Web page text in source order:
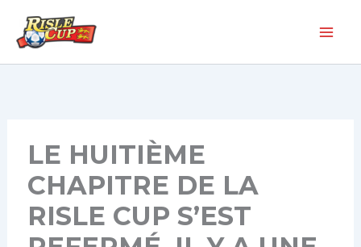
LE HUITIÈME
CHAPITRE DE LA
RISLE CUP S’EST